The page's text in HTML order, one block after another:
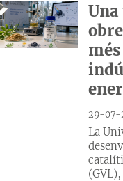
Una
29-07-
La